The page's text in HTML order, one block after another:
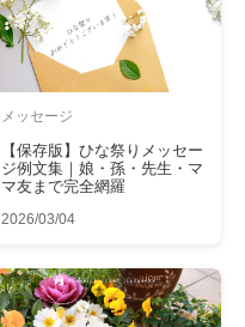
メッセージ
【保存版】ひな祭りメッセー
ジ例文集｜娘・孫・先生・マ
マ友まで完全網羅
2026/03/04